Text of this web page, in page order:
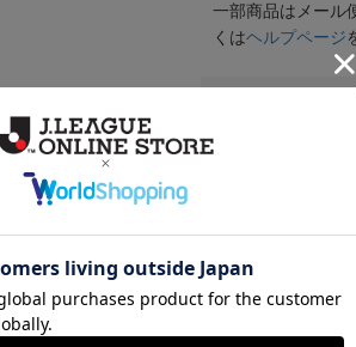
一部商品はメール
くはヘルプページ
【カラーについて】
商品画像は、お
ンのメーカー・
なって見える場
【仕様について】
取り扱い商品によ
予告なく変更にな